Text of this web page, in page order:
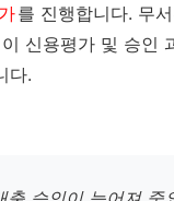
를 진행합니다. 무
신용평가 및 승인
다.